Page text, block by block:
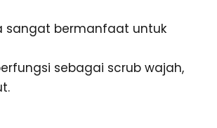
sangat bermanfaat untuk
sebagai scrub wajah,